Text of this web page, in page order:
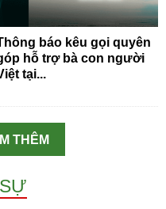
báo kêu gọi quyên
hỗ trợ bà con người
tại...
THÊM